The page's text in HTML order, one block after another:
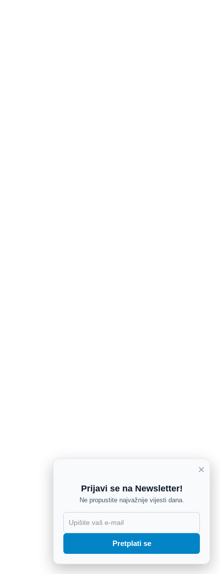
×
Prijavi se na Newsletter!
Ne propustite najvažnije vijesti dana.
Pretplati se